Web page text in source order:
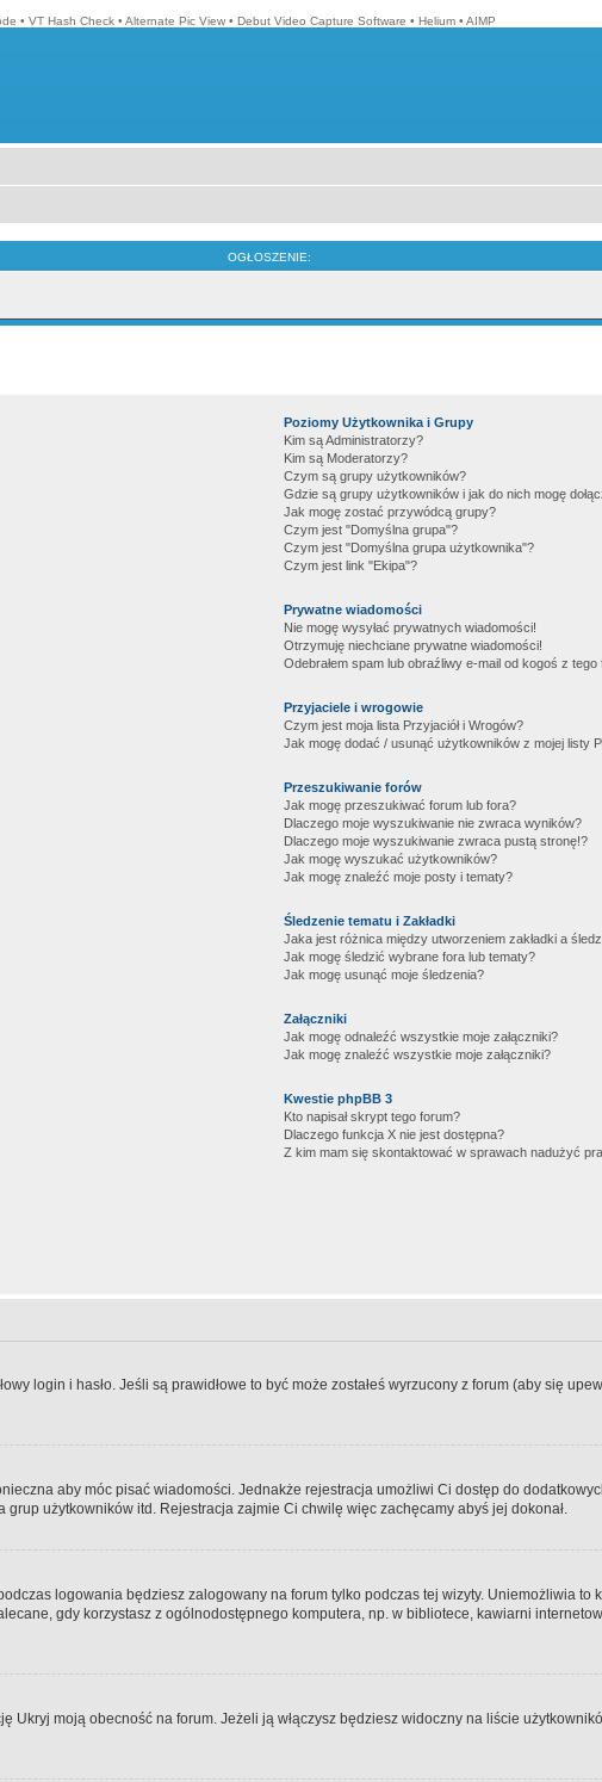
• VT Hash Check • Alternate Pic View • Debut Video Capture Software • Helium • AIMP
OGŁOSZENIE:
Poziomy Użytkownika i Grupy
Kim są Administratorzy?
Kim są Moderatorzy?
Czym są grupy użytkowników?
Gdzie są grupy użytkowników i jak do nich mogę
Jak mogę zostać przywódcą grupy?
Czym jest "Domyślna grupa"?
Czym jest "Domyślna grupa użytkownika"?
Czym jest link "Ekipa"?
Prywatne wiadomości
Nie mogę wysyłać prywatnych wiadomości!
Otrzymuję niechciane prywatne wiadomości!
Odebrałem spam lub obraźliwy e-mail od kogoś z tego
Przyjaciele i wrogowie
Czym jest moja lista Przyjaciół i Wrogów?
Jak mogę dodać / usunąć użytkowników z mojej listy
Przeszukiwanie forów
Jak mogę przeszukiwać forum lub fora?
Dlaczego moje wyszukiwanie nie zwraca wyników?
Dlaczego moje wyszukiwanie zwraca pustą stronę!?
Jak mogę wyszukać użytkowników?
Jak mogę znaleźć moje posty i tematy?
Śledzenie tematu i Zakładki
Jaka jest różnica między utworzeniem zakładki a
Jak mogę śledzić wybrane fora lub tematy?
Jak mogę usunąć moje śledzenia?
Załączniki
Jak mogę odnaleźć wszystkie moje załączniki?
Jak mogę znaleźć wszystkie moje załączniki?
Kwestie phpBB 3
Kto napisał skrypt tego forum?
Dlaczego funkcja X nie jest dostępna?
Z kim mam się skontaktować w sprawach nadużyć
login i hasło. Jeśli są prawidłowe to być może zostałeś wyrzucony z forum (aby się
aby móc pisać wiadomości. Jednakże rejestracja umożliwi Ci dostęp do
użytkowników itd. Rejestracja zajmie Ci chwilę więc zachęcamy abyś jej dokonał.
logowania będziesz zalogowany na forum tylko podczas tej wizyty. Uniemożliwia to
gdy korzystasz z ogólnodostępnego komputera, np. w bibliotece, kawiarni
Ukryj moją obecność na forum. Jeżeli ją włączysz będziesz widoczny na liście